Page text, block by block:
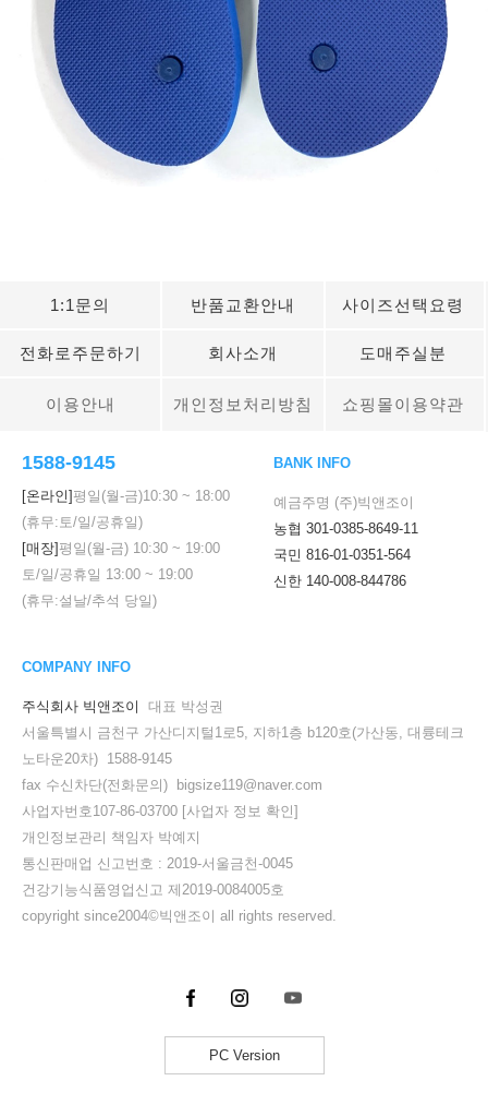
1:1문의 반품교환안내 사이즈선택요령
전화로주문하기 회사소개 도매주실분
이용안내 개인정보처리방침 쇼핑몰이용약관
1588-9145
[온라인]평일(월-금)10:30 ~ 18:00
(휴무:토/일/공휴일)
[매장]평일(월-금) 10:30 ~ 19:00
토/일/공휴일 13:00 ~ 19:00
(휴무:설날/추석 당일)
BANK INFO
예금주명 (주)빅앤조이
농협 301-0385-8649-11
국민 816-01-0351-564
신한 140-008-844786
COMPANY INFO
주식회사 빅앤조이
대표 박성권
서울특별시 금천구 가산디지털1로5, 지하1층 b120호(가산동, 대륭테크
노타운20차) 1588-9145
fax 수신차단(전화문의) bigsize119@naver.com
사업자번호107-86-03700 [사업자 정보 확인]
개인정보관리 책임자 박예지
통신판매업 신고번호 : 2019-서울금천-0045
건강기능식품영업신고 제2019-0084005호
copyright since2004©빅앤조이 all rights reserved.
PC Version